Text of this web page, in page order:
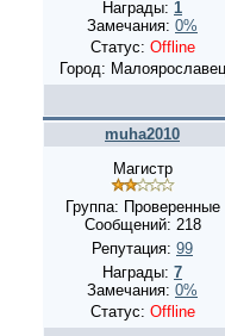
Награды: 1
Замечания: 0%
Статус: Offline
Город: Малоярославец
muha2010
Магистр
Группа: Проверенные
Сообщений: 218
Репутация: 99
Награды: 7
Замечания: 0%
Статус: Offline